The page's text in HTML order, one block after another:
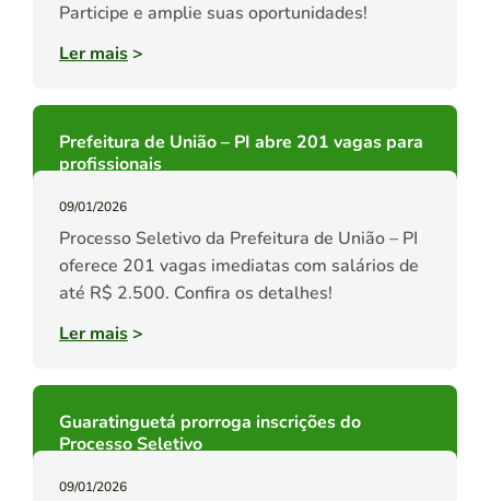
Participe e amplie suas oportunidades!
Ler mais>
Prefeitura de União – PI abre 201 vagas para
profissionais
09/01/2026
Processo Seletivo da Prefeitura de União – PI
oferece 201 vagas imediatas com salários de
até R$ 2.500. Confira os detalhes!
Ler mais>
Guaratinguetá prorroga inscrições do
Processo Seletivo
09/01/2026